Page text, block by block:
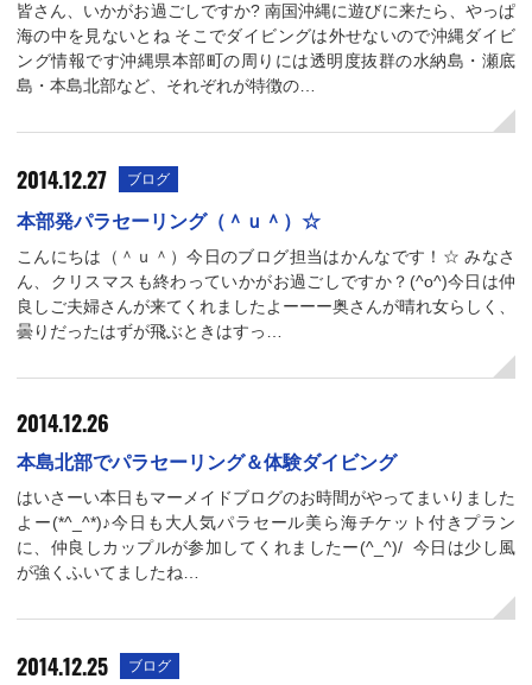
皆さん、いかがお過ごしですか? 南国沖縄に遊びに来たら、やっぱ
海の中を見ないとね そこでダイビングは外せないので沖縄ダイビ
ング情報です沖縄県本部町の周りには透明度抜群の水納島・瀬底
島・本島北部など、それぞれが特徴の…
2014.12.27 ブログ
本部発パラセーリング（＾ｕ＾）☆
こんにちは（＾ｕ＾）今日のブログ担当はかんなです！☆ みなさ
ん、クリスマスも終わっていかがお過ごしですか？(^o^)今日は仲
良しご夫婦さんが来てくれましたよーーー奥さんが晴れ女らしく、
曇りだったはずが飛ぶときはすっ…
2014.12.26
本島北部でパラセーリング＆体験ダイビング
はいさーい本日もマーメイドブログのお時間がやってまいりました
よー(*^_^*)♪今日も大人気パラセール美ら海チケット付きプラン
に、仲良しカップルが参加してくれましたー(^_^)/ 今日は少し風
が強くふいてましたね…
2014.12.25 ブログ